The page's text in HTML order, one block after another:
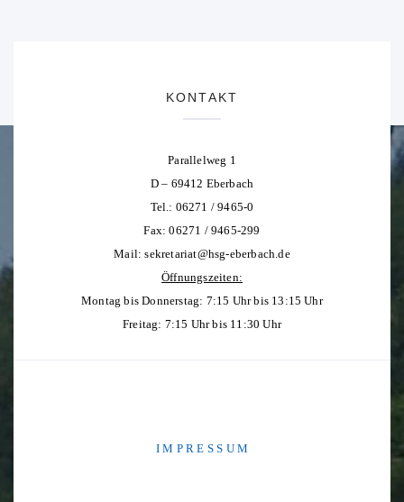
KONTAKT
Parallelweg 1
D – 69412 Eberbach
Tel.: 06271 / 9465-0
Fax: 06271 / 9465-299
Mail:sekretariat@hsg-eberbach.de
Öffnungszeiten:
Montag bis Donnerstag: 7:15 Uhr bis 13:15 Uhr
Freitag: 7:15 Uhr bis 11:30 Uhr
I M P R E S S U M